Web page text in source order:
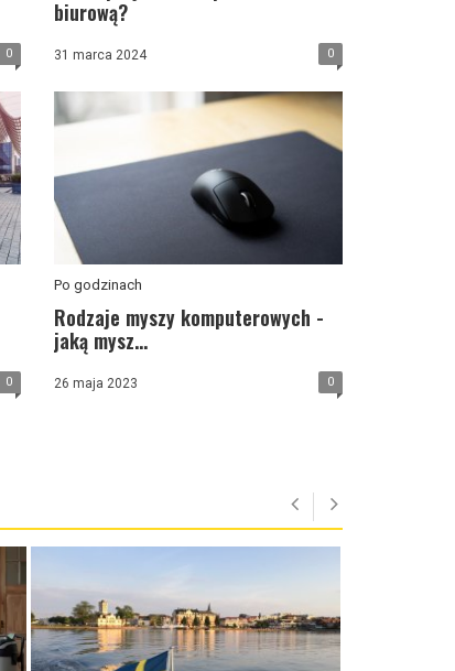
0
biurową?
31 marca 2024 0
0
Po godzinach
Rodzaje myszy komputerowych -
jaką mysz...
26 maja 2023 0